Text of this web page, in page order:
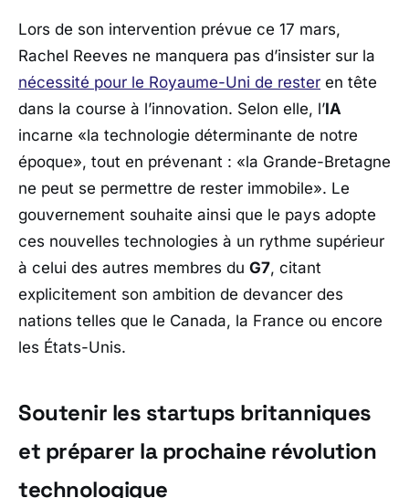
Lors de son intervention prévue ce 17 mars,
Rachel Reeves ne manquera pas d’insister sur la
nécessité pour le Royaume-Uni de rester en tête
dans la course à l’innovation. Selon elle, l’IA
incarne «la technologie déterminante de notre
époque», tout en prévenant : «la Grande-Bretagne
ne peut se permettre de rester immobile». Le
gouvernement souhaite ainsi que le pays adopte
ces nouvelles technologies à un rythme supérieur
à celui des autres membres du G7, citant
explicitement son ambition de devancer des
nations telles que le Canada, la France ou encore
les États-Unis.
Soutenir les startups britanniques
et préparer la prochaine révolution
technologique